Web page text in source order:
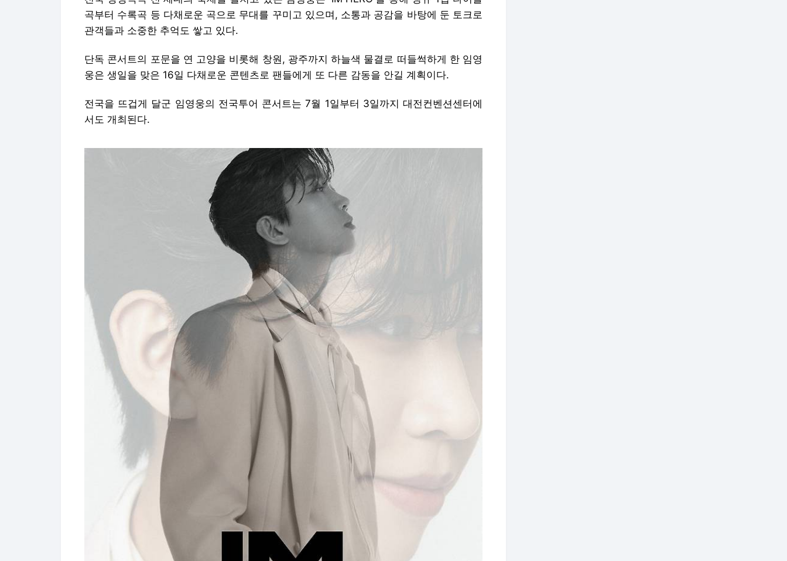
곡부터 수록곡 등 다채로운 곡으로 무대를 꾸미고 있으며, 소통과 공감을 바탕에 둔 토크로
관객들과 소중한 추억도 쌓고 있다.
단독 콘서트의 포문을 연 고양을 비롯해 창원, 광주까지 하늘색 물결로 떠들썩하게 한 임영
웅은 생일을 맞은 16일 다채로운 콘텐츠로 팬들에게 또 다른 감동을 안길 계획이다.
전국을 뜨겁게 달군 임영웅의 전국투어 콘서트는 7월 1일부터 3일까지 대전컨벤션센터에
서도 개최된다.